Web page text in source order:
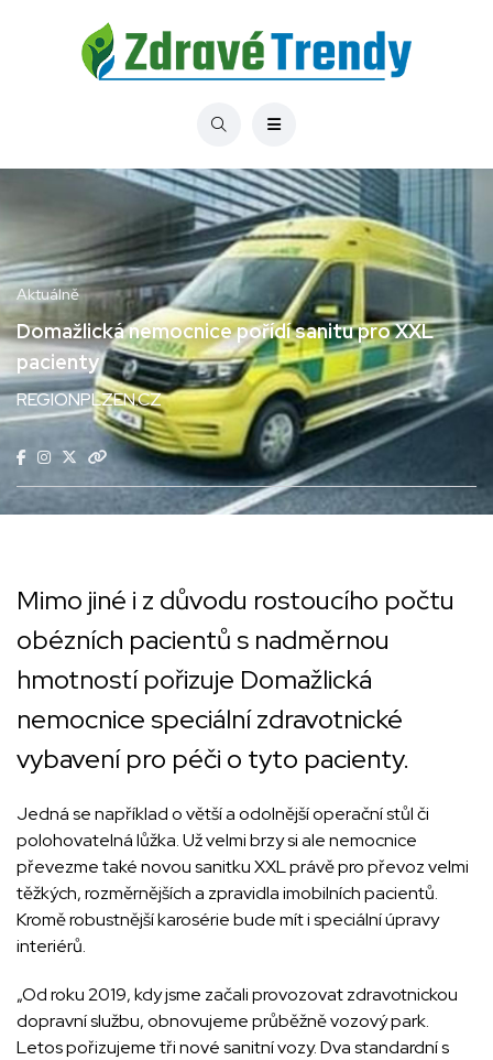
Aktuálně
Domažlická nemocnice pořídí sanitu pro XXL
pacienty
REGIONPLZEN.CZ
Mimo jiné i z důvodu rostoucího počtu
obézních pacientů s nadměrnou
hmotností pořizuje Domažlická
nemocnice speciální zdravotnické
vybavení pro péči o tyto pacienty.
Jedná se například o větší a odolnější operační stůl či
polohovatelná lůžka. Už velmi brzy si ale nemocnice
převezme také novou sanitku XXL právě pro převoz velmi
těžkých, rozměrnějších a zpravidla imobilních pacientů.
Kromě robustnější karosérie bude mít i speciální úpravy
interiérů.
„Od roku 2019, kdy jsme začali provozovat zdravotnickou
dopravní službu, obnovujeme průběžně vozový park.
Letos pořizujeme tři nové sanitní vozy. Dva standardní s